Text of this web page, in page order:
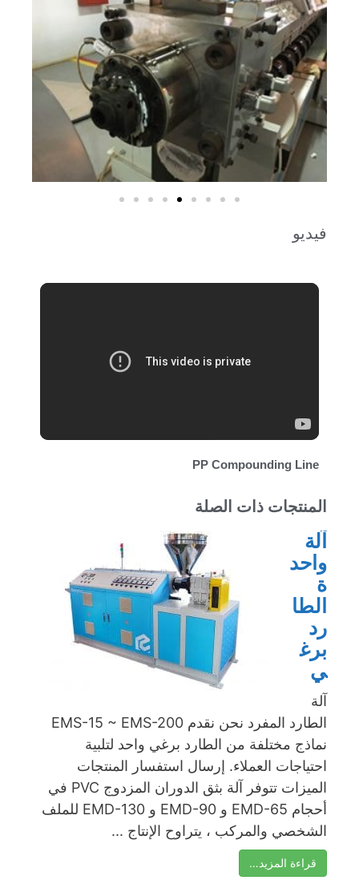
فيديو
PP Compounding Line
المنتجات ذات الصلة
آلة
واحد
ة
الطا
رد
برغ
ي
آلة
الطارد المفرد نحن نقدم EMS-15 ~ EMS-200
نماذج مختلفة من الطارد برغي واحد لتلبية
احتياجات العملاء. إرسال استفسار المنتجات
الميزات تتوفر آلة بثق الدوران المزدوج PVC في
أحجام EMD-65 و EMD-90 و EMD-130 للملف
الشخصي والمركب ، يتراوح الإنتاج ...
قراءة المزيد…